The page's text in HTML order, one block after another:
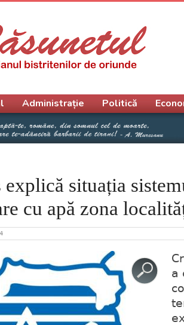
explică situația
cu apă zona
a
Administrație Politică